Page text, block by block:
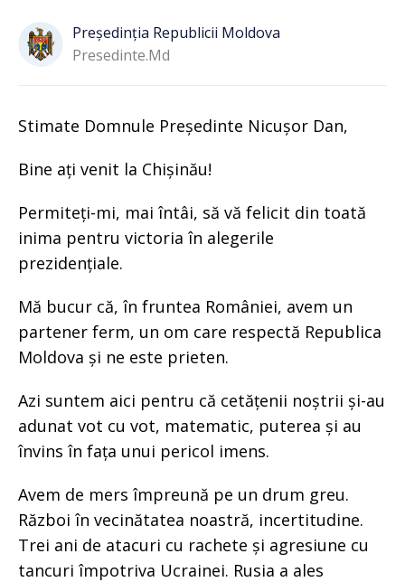
Președinția Republicii Moldova
Presedinte.md
Stimate Domnule Președinte Nicușor Dan,
Bine ați venit la Chișinău!
Permiteți-mi, mai întâi, să vă felicit din toată
inima pentru victoria în alegerile
prezidențiale.
Mă bucur că, în fruntea României, avem un
partener ferm, un om care respectă Republica
Moldova și ne este prieten.
Azi suntem aici pentru că cetățenii noștrii și-au
adunat vot cu vot, matematic, puterea și au
învins în fața unui pericol imens.
Avem de mers împreună pe un drum greu.
Război în vecinătatea noastră, incertitudine.
Trei ani de atacuri cu rachete și agresiune cu
tancuri împotriva Ucrainei. Rusia a ales